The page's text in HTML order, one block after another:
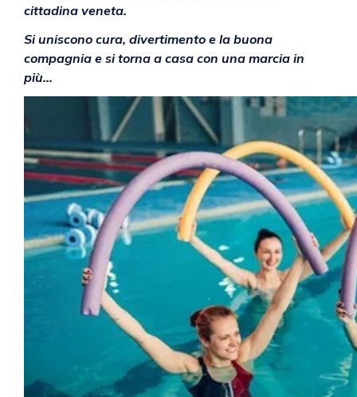
cittadina veneta.
Si uniscono cura, divertimento e la buona
compagnia e si torna a casa con una marcia in
più…